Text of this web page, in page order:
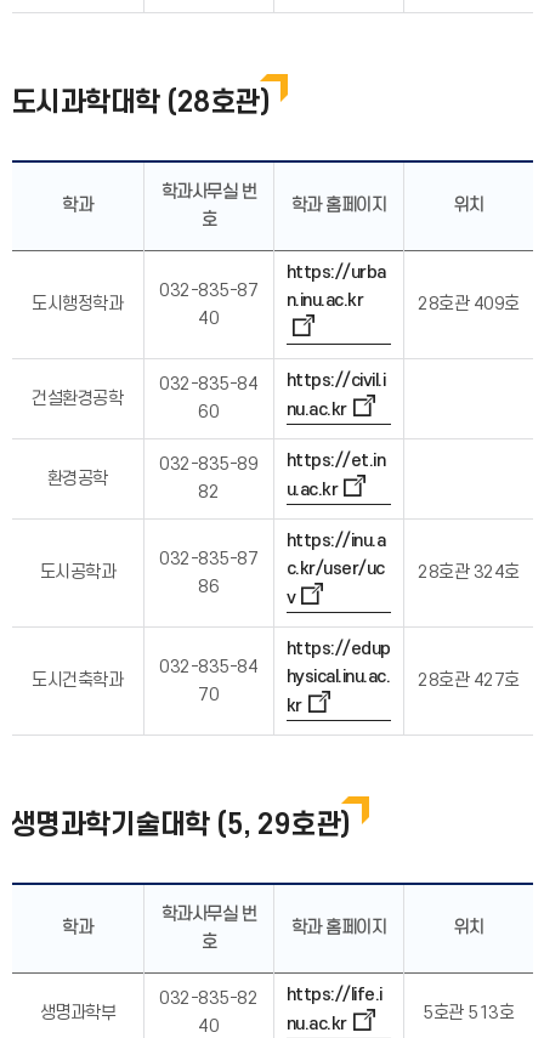
도시과학대학 (28호관)
학과
학과사무실 번
호
학과 홈페이지 위치
도시행정학과
032-835-87
40
https://urba
n.inu.ac.kr
28호관 409호
건설환경공학
032-835-84
60
https://civil.i
nu.ac.kr
환경공학
032-835-89
82
https://et.in
u.ac.kr
도시공학과
032-835-87
86
https://inu.a
c.kr/user/uc
v
28호관 324호
도시건축학과
032-835-84
70
https://edup
hysical.inu.ac.
kr
28호관 427호
생명과학기술대학 (5, 29호관)
학과
학과사무실 번
호
학과 홈페이지 위치
생명과학부
032-835-82
40
https://life.i
nu.ac.kr
5호관 513호